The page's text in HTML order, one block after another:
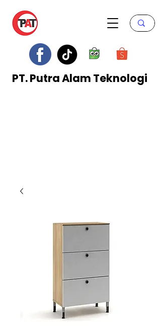
PT. Putra Alam Teknologi